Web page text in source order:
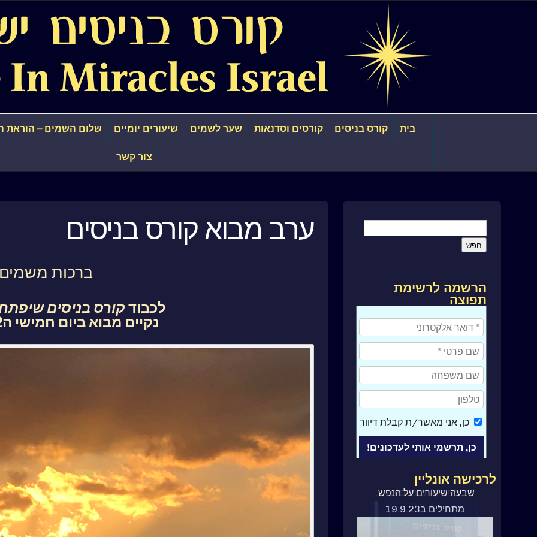
בית קורס בניסים קורסים וסדנאות שער לשמים שיעורים יומיים שלום השמים – הוראת
צור קשר
ערב מבוא קורס בניסים
ברכות
לכבודקורס בניסים שיפתח
נקיים מבוא ביום חמישי ה24.2.2022
הרשמה לרשימת
תפוצה
כן, אני מאשר/ת קבלת דיוור
לרכישה אונליין
ספר קורס בניסים